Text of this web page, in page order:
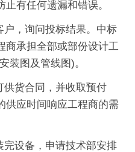
有任何遗漏和错误。
户，询问投标结果。中标
商承担全部或部份设计工
装图及管线图)。
供货合同，并收取预付
供应时间响应工程商的需
设备，申请技术部安排